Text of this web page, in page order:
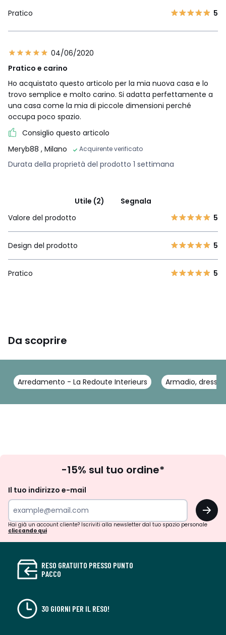
Pratico 5
04/06/2020
Pratico e carino
Ho acquistato questo articolo per la mia nuova casa e lo
trovo semplice e molto carino. Si adatta perfettamente a
una casa come la mia di piccole dimensioni perché
occupa poco spazio.
Consiglio questo articolo
Meryb88 , Milano Acquirente verificato
Durata della proprietà del prodotto 1 settimana
Utile (2)
Segnala
Valore del prodotto
5
Design del prodotto 5
Pratico 5
Da scoprire
Arredamento - La Redoute Interieurs Armadio,
newsletter
-15% sul tuo ordine*
Il tuo indirizzo e-mail
OK
Hai già un account cliente? Iscriviti alla newsletter dal tuo spazio personale
cliccando qui
RESO GRATUITO PRESSO PUNTO
PACCO
30 GIORNI PER IL RESO!